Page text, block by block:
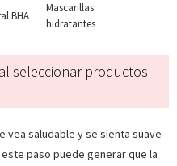
BHA
Mascarillas
hidratantes
seleccionar productos
vea saludable y se sienta suave
paso puede generar que la